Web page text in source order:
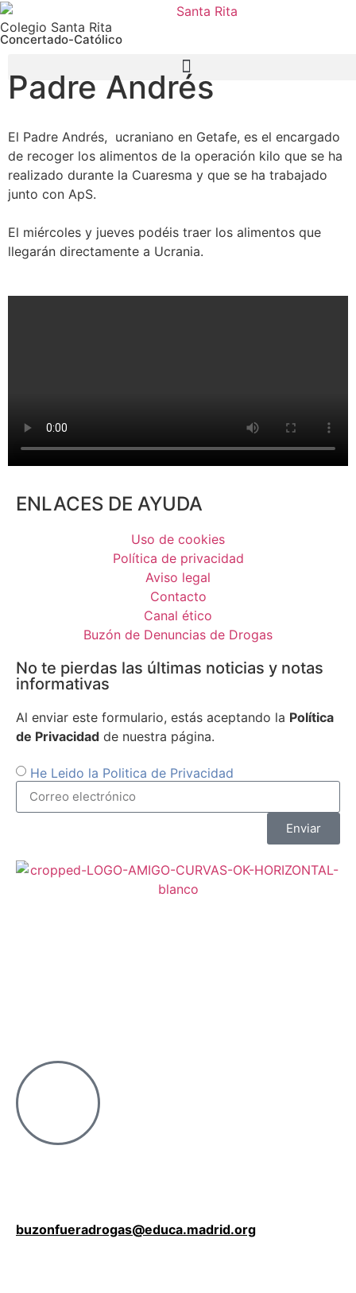
Colegio Santa Rita
Concertado-Católico
Padre Andrés
El Padre Andrés, ucraniano en Getafe, es el encargado
de recoger los alimentos de la operación kilo que se ha
realizado durante la Cuaresma y que se ha trabajado
junto con ApS.
El miércoles y jueves podéis traer los alimentos que
llegarán directamente a Ucrania.
ENLACES DE AYUDA
Uso de cookies
Política de privacidad
Aviso legal
Contacto
Canal ético
Buzón de Denuncias de Drogas
No te pierdas las últimas noticias y notas
informativas
Al enviar este formulario, estás aceptando la Política
de Privacidad de nuestra página.
He Leido la Politica de Privacidad
Enviar
buzonfueradrogas@educa.madrid.org